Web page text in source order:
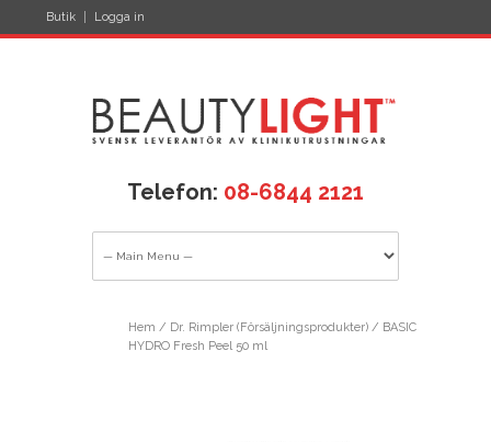
Butik Logga in
Telefon: 08-6844 2121
Hem / Dr. Rimpler (Försäljningsprodukter)/ BASIC
HYDRO Fresh Peel 50 ml